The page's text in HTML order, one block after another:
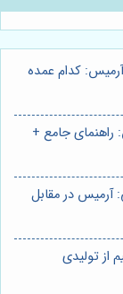
کدام عمده
جامع +
آرمیس در مقابل
از تولیدی